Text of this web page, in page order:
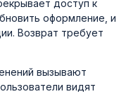
доступ к
оформление, и
Возврат требует
вызывают
видят